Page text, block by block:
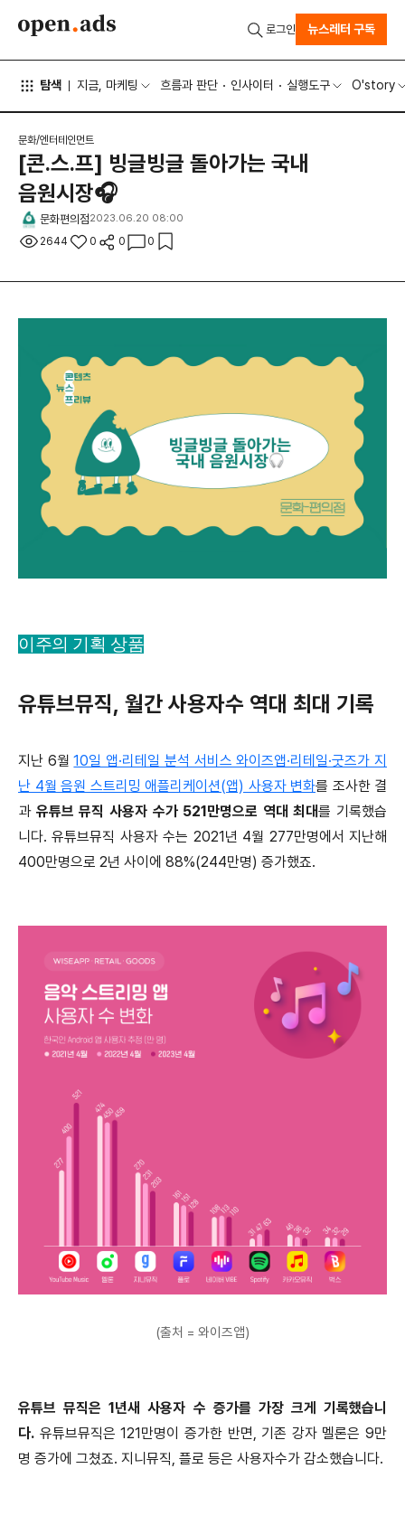
탐색 지금, 마케팅 흐름과 판단 인사이터 실행도구 O'story
로그인 뉴스레터 구독
문화/엔터테인먼트
[콘.스.프] 빙글빙글 돌아가는 국내
음원시장🎧
문화편의점2023.06.20 08:00
2644 0 0 0
이주의 기획 상품
유튜브뮤직, 월간 사용자수 역대 최대 기록
지난 6월10일 앱·리테일 분석 서비스 와이즈앱·리테일·굿즈가 지
난 4월 음원 스트리밍 애플리케이션(앱) 사용자 변화를 조사한 결
과 유튜브 뮤직 사용자 수가 521만명으로 역대 최대를 기록했습
니다. 유튜브뮤직 사용자 수는 2021년 4월 277만명에서 지난해
400만명으로 2년 사이에 88%(244만명) 증가했죠.
(출처 = 와이즈앱)
유튜브 뮤직은 1년새 사용자 수 증가를 가장 크게 기록했습니
다. 유튜브뮤직은 121만명이 증가한 반면, 기존 강자 멜론은 9만
명 증가에 그쳤죠. 지니뮤직, 플로 등은 사용자수가 감소했습니다.